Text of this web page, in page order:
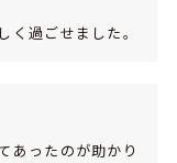
く過ごせました。
あったのが助かり